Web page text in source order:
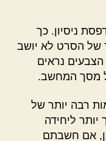
ניסיון. כך
של הסרט לא יושב
נראים
מסך המחשב.
רבה יותר של
יותר ליחידה
אם חשבתם